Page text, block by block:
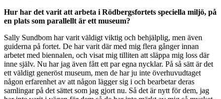
Hur har det varit att arbeta i Rödbergsfortets speciella miljö, på
en plats som parallellt är ett museum?
Sally Sundbom har varit väldigt viktig och behjälplig, men även
guiderna på fortet. De har varit där med mig flera gånger innan
arbetet med biennalen, och visat mig tilliten att släppa mig loss där
inne själv. Nu har jag även fått ett par egna nycklar. På så sätt är det
ett väldigt generöst museum, men de har ju inte överhuvudtaget
någon erfarenhet av att någon lägger sig i och bearbetar deras
samlingar på det sättet som jag gjort nu. Så det är nytt för dem, jag